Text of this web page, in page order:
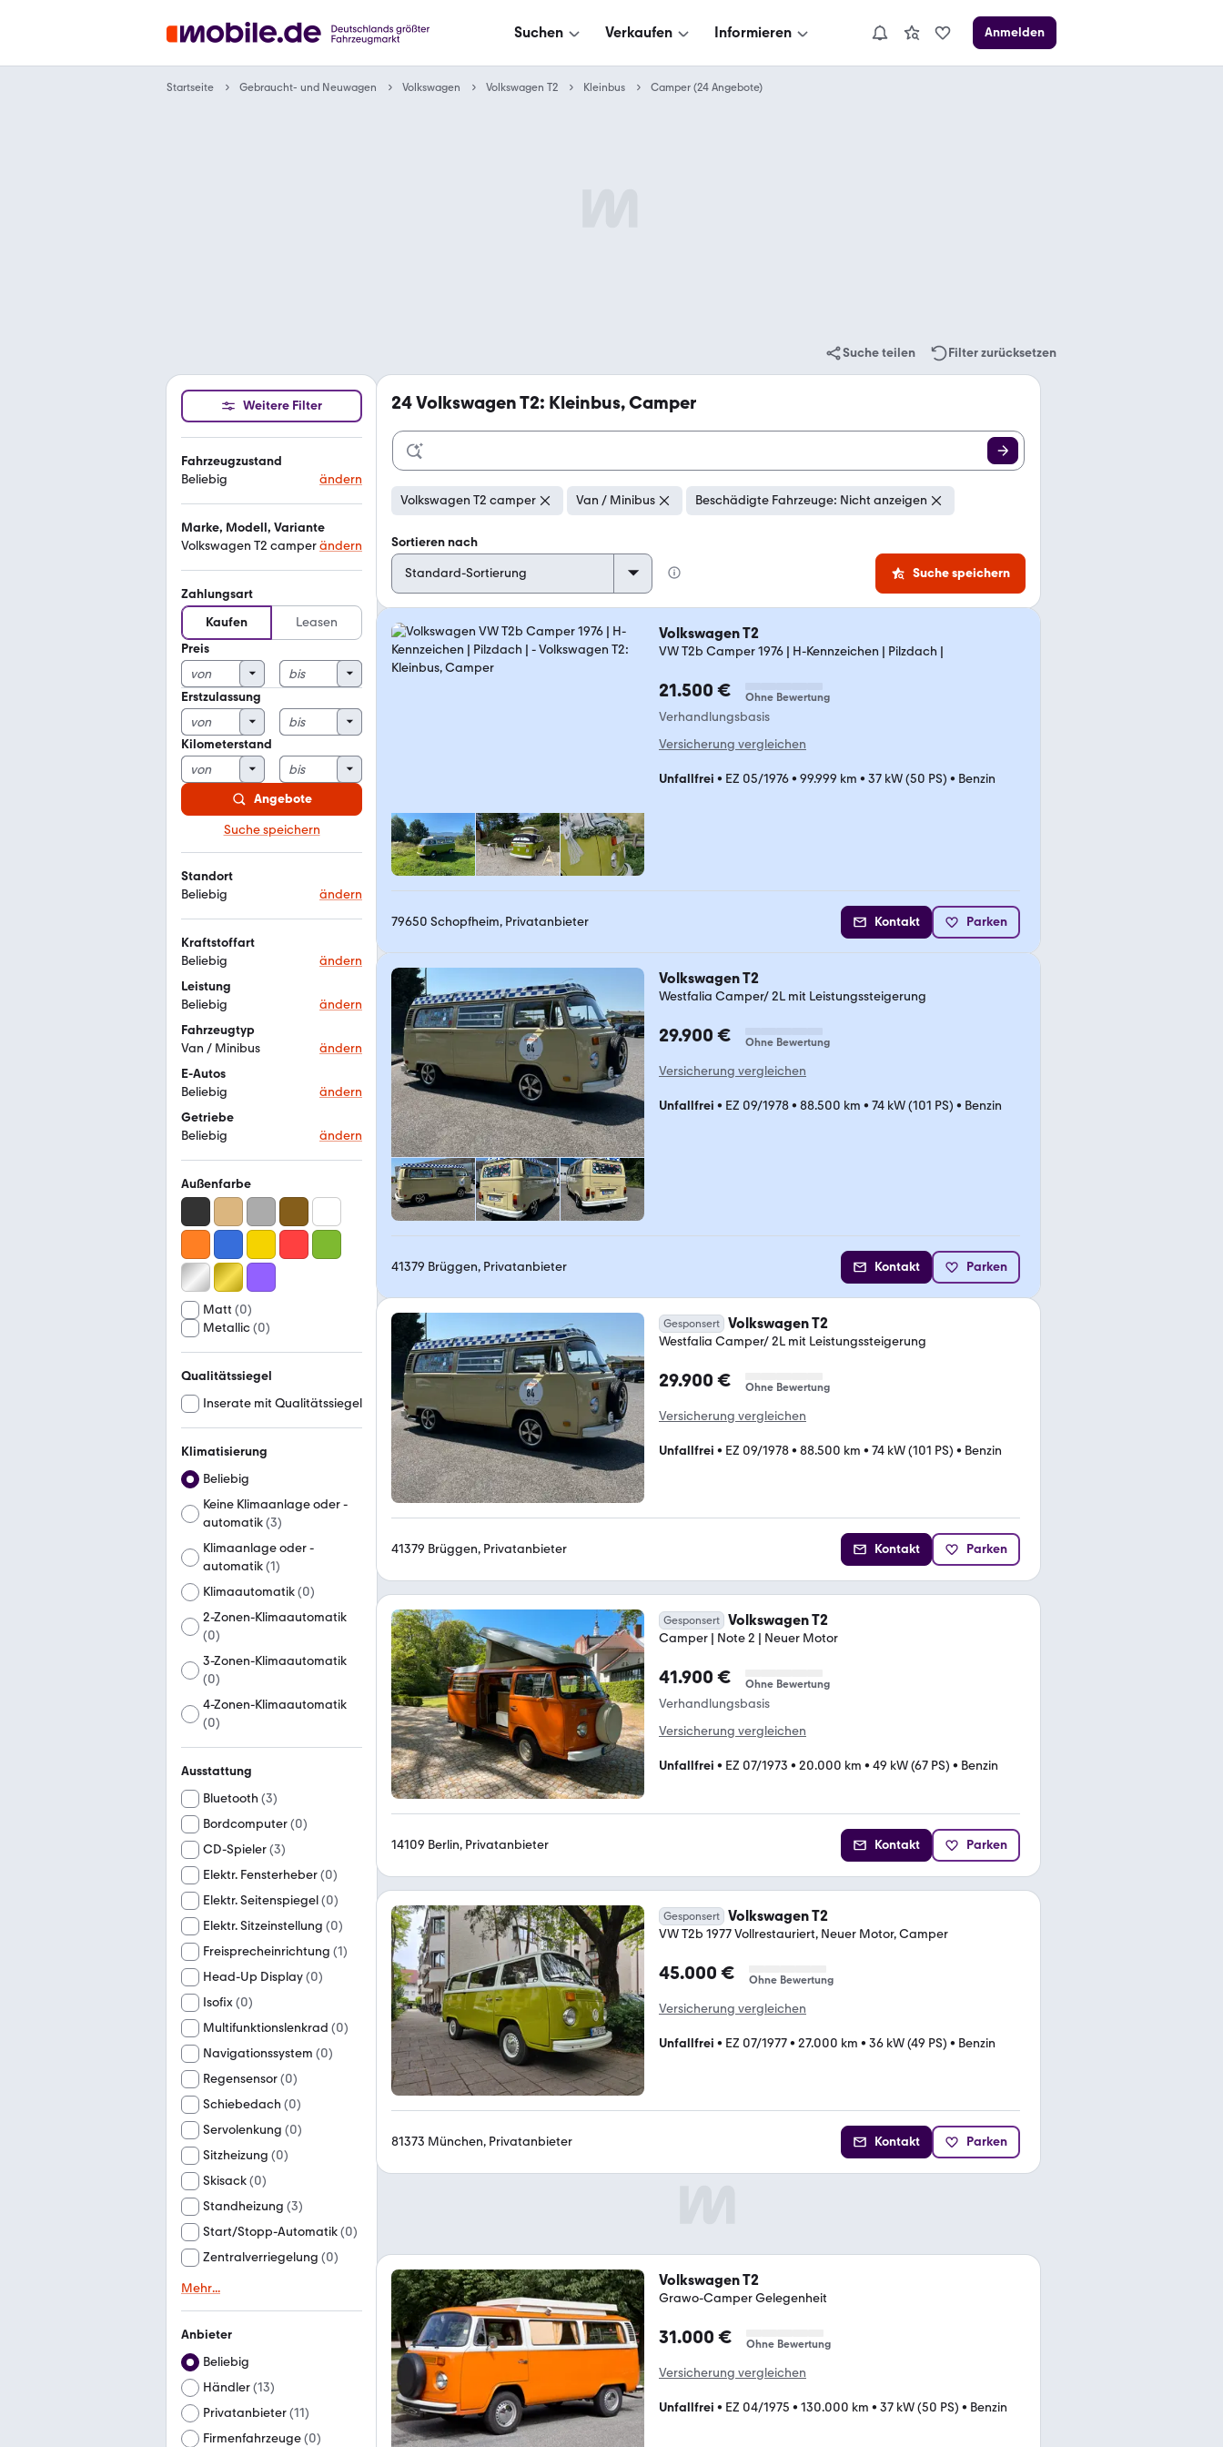
Suchen Verkaufen Informieren Anmelden
Startseite Gebraucht- und Neuwagen Volkswagen Volkswagen T2 Kleinbus Camper (24 Angebote)
Suche teilen Filter zurücksetzen
Weitere Filter
Fahrzeugzustand
Beliebig
ändern
Marke, Modell, Variante
Volkswagen T2 camperändern
Zahlungsart
Kaufen
Leasen
Preis
Erstzulassung
Kilometerstand
Angebote
Suche speichern
Standort
Beliebig
ändern
Kraftstoffart
Beliebig
ändern
Leistung
Beliebig
ändern
Fahrzeugtyp
Van / Minibus
ändern
E-Autos
Beliebig
ändern
Getriebe
Beliebig
ändern
Außenfarbe
Matt (0)
Metallic(0)
Qualitätssiegel
Inserate mit Qualitätssiegel
Klimatisierung
Beliebig
Keine Klimaanlage oder -
automatik(3)
Klimaanlage oder -
automatik(1)
Klimaautomatik(0)
2-Zonen-Klimaautomatik
(0)
3-Zonen-Klimaautomatik
(0)
4-Zonen-Klimaautomatik
(0)
Ausstattung
Bluetooth (3)
Bordcomputer(0)
CD-Spieler(3)
Elektr. Fensterheber(0)
Elektr. Seitenspiegel(0)
Elektr. Sitzeinstellung (0)
Freisprecheinrichtung (1)
Head-Up Display(0)
Isofix(0)
Multifunktionslenkrad (0)
Navigationssystem (0)
Regensensor(0)
Schiebedach (0)
Servolenkung (0)
Sitzheizung (0)
Skisack(0)
Standheizung (3)
Start/Stopp-Automatik(0)
Zentralverriegelung (0)
Mehr...
Anbieter
Beliebig
Händler(13)
Privatanbieter(11)
Firmenfahrzeuge(0)
24Volkswagen T2: Kleinbus, Camper
Volkswagen T2 camper Van / Minibus Beschädigte Fahrzeuge: Nicht anzeigen
Sortieren nach
Suche speichern
Volkswagen T2
VW T2b Camper 1976 | H-Kennzeichen | Pilzdach |
21.500 € Ohne Bewertung
Verhandlungsbasis
Versicherung vergleichen
Unfallfrei • EZ 05/1976• 99.999 km • 37 kW (50 PS) • Benzin
79650 Schopfheim, Privatanbieter Kontakt Parken
Volkswagen T2
Westfalia Camper/ 2L mit Leistungssteigerung
29.900 € Ohne Bewertung
Versicherung vergleichen
Unfallfrei • EZ 09/1978• 88.500 km • 74 kW (101 PS) • Benzin
41379 Brüggen, Privatanbieter Kontakt Parken
Gesponsert Volkswagen T2
Westfalia Camper/ 2L mit Leistungssteigerung
29.900 € Ohne Bewertung
Versicherung vergleichen
Unfallfrei • EZ 09/1978• 88.500 km • 74 kW (101 PS) • Benzin
41379 Brüggen, Privatanbieter Kontakt Parken
Gesponsert Volkswagen T2
Camper | Note 2 | Neuer Motor
41.900 € Ohne Bewertung
Verhandlungsbasis
Versicherung vergleichen
Unfallfrei • EZ 07/1973 • 20.000 km • 49 kW (67 PS) • Benzin
14109 Berlin, Privatanbieter Kontakt Parken
Gesponsert Volkswagen T2
VW T2b 1977 Vollrestauriert, Neuer Motor, Camper
45.000 € Ohne Bewertung
Versicherung vergleichen
Unfallfrei • EZ 07/1977• 27.000 km • 36 kW (49 PS) • Benzin
81373 München, Privatanbieter Kontakt Parken
Volkswagen T2
Grawo-Camper Gelegenheit
31.000 € Ohne Bewertung
Versicherung vergleichen
Unfallfrei • EZ 04/1975 • 130.000 km • 37 kW (50 PS) • Benzin